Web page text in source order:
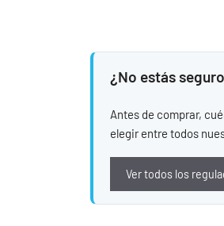
¿No estás
Antes de comprar,
elegir entre todos
Ver todos los